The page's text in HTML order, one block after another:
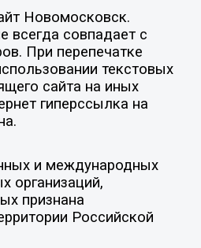
Новомосковск.
всегда совпадает с
При перепечатке
текстовых
сайта на иных
гиперссылка на
и международных
организаций,
признана
Российской